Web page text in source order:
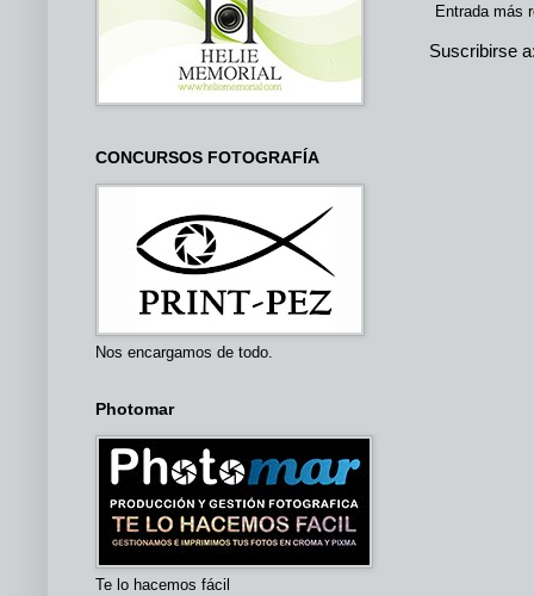
Entrada más
Suscribirse
CONCURSOS FOTOGRAFÍA
Nos encargamos de todo.
Photomar
Te lo hacemos fácil